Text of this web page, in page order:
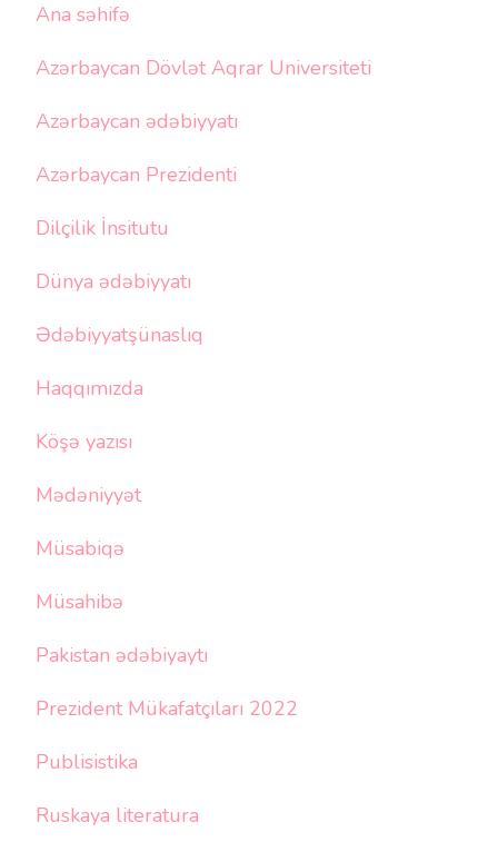
Ana səhifə
Azərbaycan Dövlət Aqrar Universiteti
Azərbaycan ədəbiyyatı
Azərbaycan Prezidenti
Dilçilik İnsitutu
Dünya ədəbiyyatı
Ədəbiyyatşünaslıq
Haqqımızda
Köşə yazısı
Mədəniyyət
Müsabiqə
Müsahibə
Pakistan ədəbiyaytı
Prezident Mükafatçıları 2022
Publisistika
Ruskaya literatura